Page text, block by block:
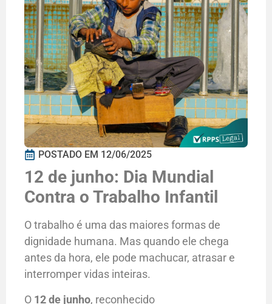
POSTADO EM 12/06/2025
12 de junho: Dia Mundial
Contra o Trabalho Infantil
O trabalho é uma das maiores formas de
dignidade humana. Mas quando ele chega
antes da hora, ele pode machucar, atrasar e
interromper vidas inteiras.
O 12 de junho, reconhecido